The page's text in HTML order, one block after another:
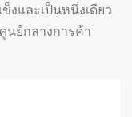
งและเป็นหนึ่งเดียว
นย์กลางการค้า